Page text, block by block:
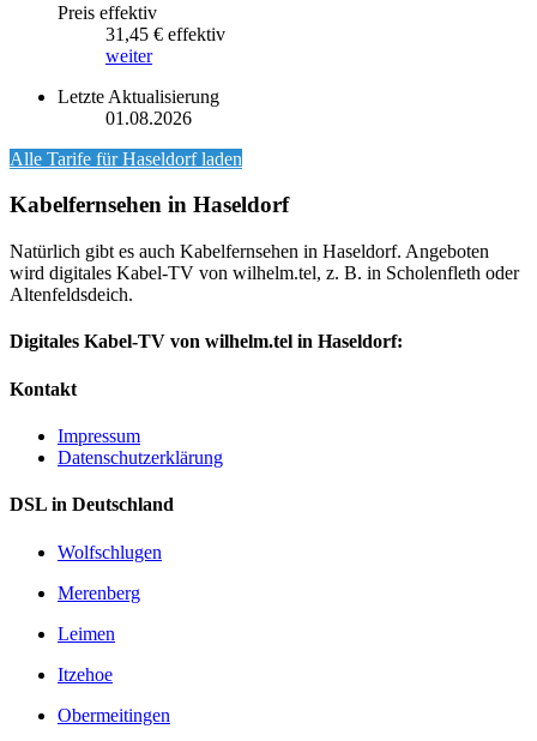
Preis effektiv
31,45 € effektiv
weiter
Letzte Aktualisierung
01.08.2026
Alle Tarife fürHaseldorfladen
Kabelfernsehen in Haseldorf
Natürlich gibt es auch Kabelfernsehen in Haseldorf. Angeboten
wird digitales Kabel-TV von wilhelm.tel, z. B. in Scholenfleth oder
Altenfeldsdeich.
Digitales Kabel-TV von wilhelm.tel in Haseldorf:
Kontakt
Impressum
Datenschutzerklärung
DSL in Deutschland
Wolfschlugen
Merenberg
Leimen
Itzehoe
Obermeitingen